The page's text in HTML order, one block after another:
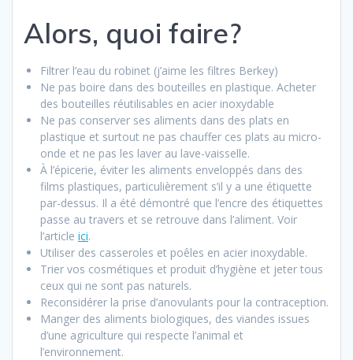
Alors, quoi faire?
Filtrer l’eau du robinet (j’aime les filtres Berkey)
Ne pas boire dans des bouteilles en plastique. Acheter
des bouteilles réutilisables en acier inoxydable
Ne pas conserver ses aliments dans des plats en
plastique et surtout ne pas chauffer ces plats au micro-
onde et ne pas les laver au lave-vaisselle.
À l’épicerie, éviter les aliments enveloppés dans des
films plastiques, particulièrement s’il y a une étiquette
par-dessus. Il a été démontré que l’encre des étiquettes
passe au travers et se retrouve dans l’aliment. Voir
l’article ici.
Utiliser des casseroles et poêles en acier inoxydable.
Trier vos cosmétiques et produit d’hygiène et jeter tous
ceux qui ne sont pas naturels.
Reconsidérer la prise d’anovulants pour la contraception.
Manger des aliments biologiques, des viandes issues
d’une agriculture qui respecte l’animal et
l’environnement.